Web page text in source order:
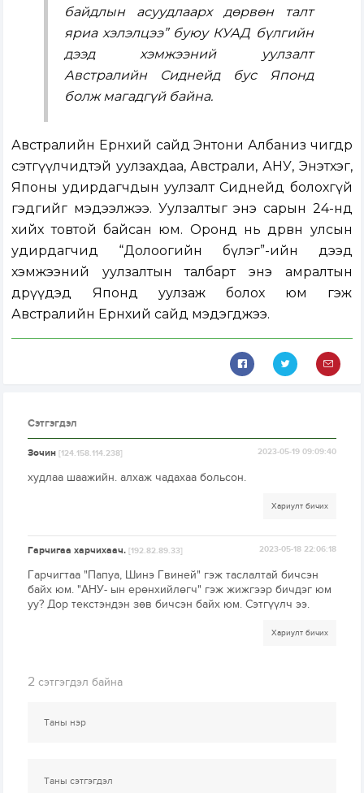
байдлын асуудлаарх дөрвөн талт
яриа хэлэлцээ” буюу КУАД бүлгийн
дээд хэмжээний уулзалт
Австралийн Сиднейд бус Японд
болж магадгүй байна.
Австралийн Ерөнхий сайд Энтони Албаниз өчигдөр
сэтгүүлчидтэй уулзахдаа, Австрали, АНУ, Энэтхэг,
Японы удирдагчдын уулзалт Сиднейд болохгүй
гэдгийг мэдээлжээ. Уулзалтыг энэ сарын 24-нд
хийх товтой байсан юм. Оронд нь дөрвөн улсын
удирдагчид “Долоогийн бүлэг”-ийн дээд
хэмжээний уулзалтын талбарт энэ амралтын
өдрүүдэд Японд уулзаж болох юм гэж
Австралийн Ерөнхий сайд мэдэгджээ.
Сэтгэгдэл
Зочин[124.158.114.238] 2023-05-19 09:09:40
худлаа шаажийн. алхаж чадахаа больсон.
Хариулт бичих
Гарчигаа харчихаач.[192.82.89.33] 2023-05-18 22:06:18
Гарчигтаа "Папуа, Шинэ Гвиней" гэж таслалтай бичсэн
байх юм. "АНУ- ын ерөнхийлөгч" гэж жижгээр бичдэг юм
уу? Дор текстэндэн зөв бичсэн байх юм. Сэтгүүлч ээ.
Хариулт бичих
2 сэтгэгдэл байна